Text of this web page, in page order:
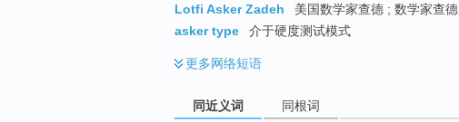
Lotfi Asker Zadeh
美国数学家查德 ; 数学家查德
asker type
介于硬度测试模式
更多网络短语
同近义词 同根词